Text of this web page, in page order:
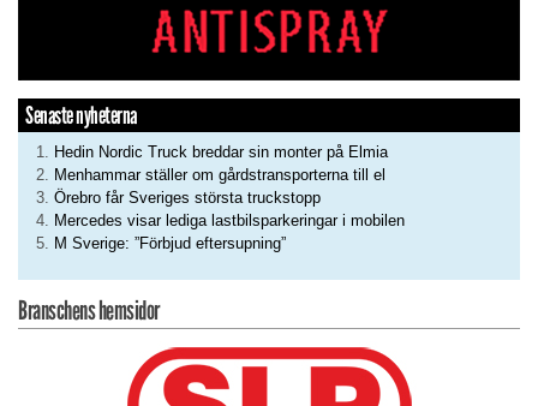
Senaste nyheterna
Hedin Nordic Truck breddar sin monter på Elmia
Menhammar ställer om gårdstransporterna till el
Örebro får Sveriges största truckstopp
Mercedes visar lediga lastbilsparkeringar i mobilen
M Sverige: ”Förbjud eftersupning”
Branschens hemsidor